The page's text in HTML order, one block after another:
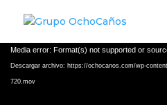
Reproductor
vídeo
Media error: Format(s) not supported or
Descargar archivo: https://ochocanos.com/wp-
720.mov